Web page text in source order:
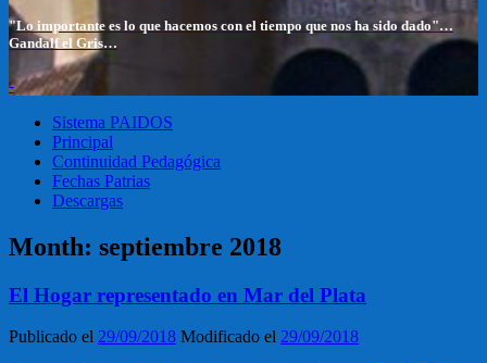
"Lo importante es lo que hacemos con el tiempo que nos ha sido dado"…
Gandalf el Gris…
-
Sistema PAIDOS
Principal
Continuidad Pedagógica
Fechas Patrias
Descargas
Month: septiembre 2018
El Hogar representado en Mar del Plata
Publicado el 29/09/2018 Modificado el 29/09/2018